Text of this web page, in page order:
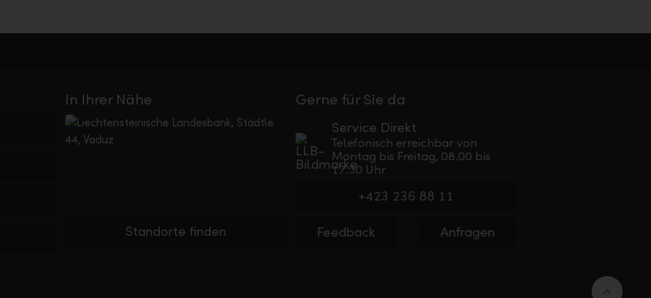
Gerne für Sie da
Service Direkt
Telefonisch erreichbar von
Montag bis Freitag, 08.00 bis
17.30 Uhr
+423 236 88 11
Feedback Anfragen
In Ihrer Nähe
Standorte finden